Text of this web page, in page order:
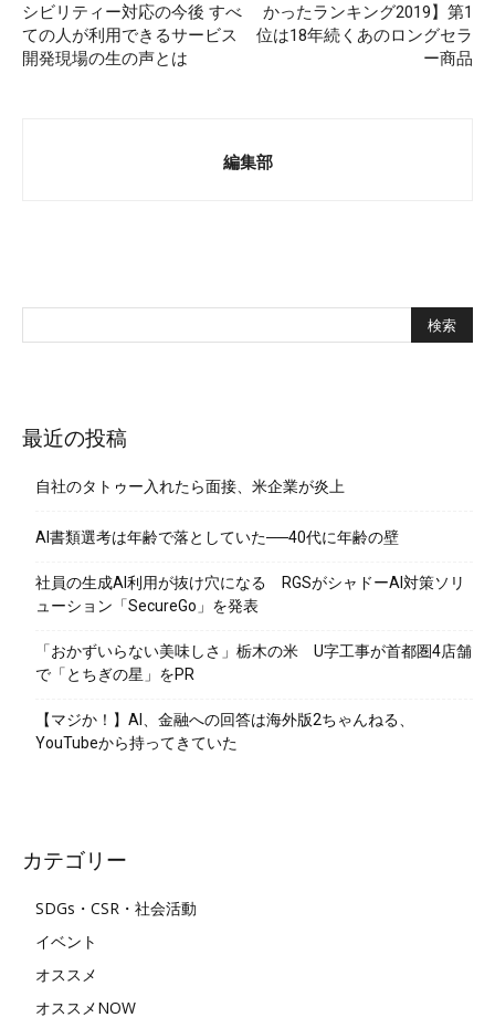
シビリティー対応の今後 すべ
ての人が利用できるサービス
開発現場の生の声とは
かったランキング2019】第1
位は18年続くあのロングセラ
ー商品
編集部
最近の投稿
自社のタトゥー入れたら面接、米企業が炎上
AI書類選考は年齢で落としていた──40代に年齢の壁
社員の生成AI利用が抜け穴になる RGSがシャドーAI対策ソリ
ューション「SecureGo」を発表
「おかずいらない美味しさ」栃木の米 U字工事が首都圏4店舗
で「とちぎの星」をPR
【マジか！】AI、金融への回答は海外版2ちゃんねる、
YouTubeから持ってきていた
カテゴリー
SDGs・CSR・社会活動
イベント
オススメ
オススメNOW